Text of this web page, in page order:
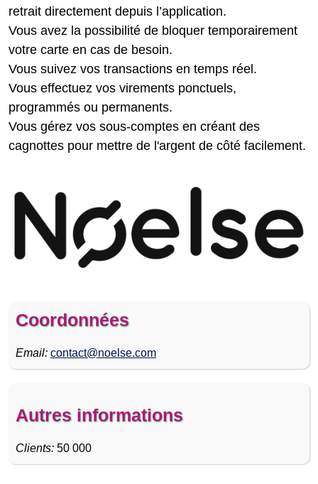
retrait directement depuis l’application.
Vous avez la possibilité de bloquer temporairement
votre carte en cas de besoin.
Vous suivez vos transactions en temps réel.
Vous effectuez vos virements ponctuels,
programmés ou permanents.
Vous gérez vos sous-comptes en créant des
cagnottes pour mettre de l'argent de côté facilement.
Coordonnées
Email: contact@noelse.com
Autres informations
Clients: 50 000